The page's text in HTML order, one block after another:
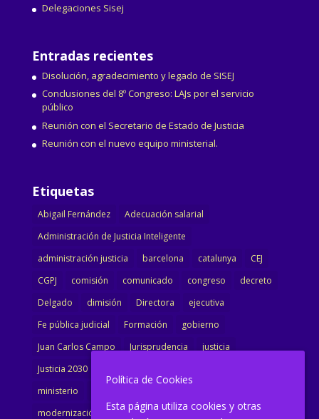
Delegaciones Sisej
Entradas recientes
Disolución, agradecimiento y legado de SISEJ
Conclusiones del 8º Congreso: LAJs por el servicio
público
Reunión con el Secretario de Estado de Justicia
Reunión con el nuevo equipo ministerial.
Etiquetas
Abigail Fernández
Adecuación salarial
Administración de Justicia Inteligente
administración justicia
barcelona catalunya
CEJ
CGPJ
comisión comunicado congreso
decreto
Delgado
dimisión Directora
ejecutiva
Fe pública judicial
Formación
gobierno
Juan Carlos Campo
Jurisprudencia
justicia
Justicia 2030
ministerio
modernización
noticias Portavoz reforma
Política de Cookies
Esta página utiliza cookies y otras